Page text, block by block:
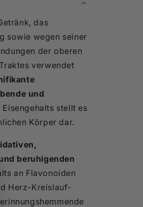
das
sowie wegen seiner
der oberen
verwendet
und
Eisengehalts stellt es
Körper dar.
beruhigenden
an Flavonoiden
Herz-Kreislauf-